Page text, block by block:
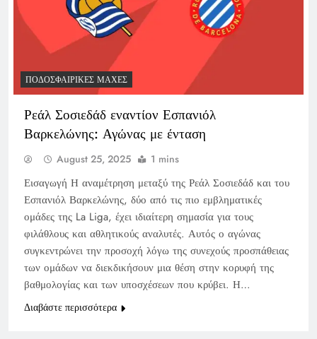
ΠΟΔΟΣΦΑΙΡΙΚΈΣ ΜΆΧΕΣ
Ρεάλ Σοσιεδάδ εναντίον Εσπανιόλ
Βαρκελώνης: Αγώνας με ένταση
August 25, 2025 1 mins
Εισαγωγή Η αναμέτρηση μεταξύ της Ρεάλ Σοσιεδάδ και του
Εσπανιόλ Βαρκελώνης, δύο από τις πιο εμβληματικές
ομάδες της La Liga, έχει ιδιαίτερη σημασία για τους
φιλάθλους και αθλητικούς αναλυτές. Αυτός ο αγώνας
συγκεντρώνει την προσοχή λόγω της συνεχούς προσπάθειας
των ομάδων να διεκδικήσουν μια θέση στην κορυφή της
βαθμολογίας και των υποσχέσεων που κρύβει. Η…
Διαβάστε περισσότερα